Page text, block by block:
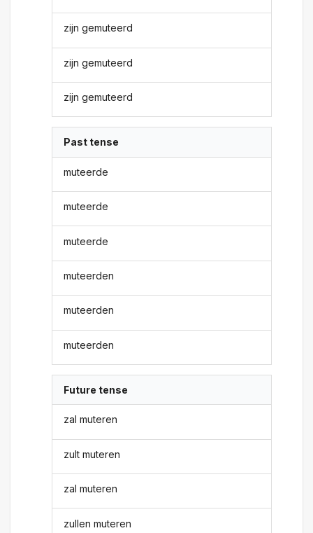
zijn gemuteerd
zijn gemuteerd
zijn gemuteerd
Past tense
muteerde
muteerde
muteerde
muteerden
muteerden
muteerden
Future tense
zal muteren
zult muteren
zal muteren
zullen muteren